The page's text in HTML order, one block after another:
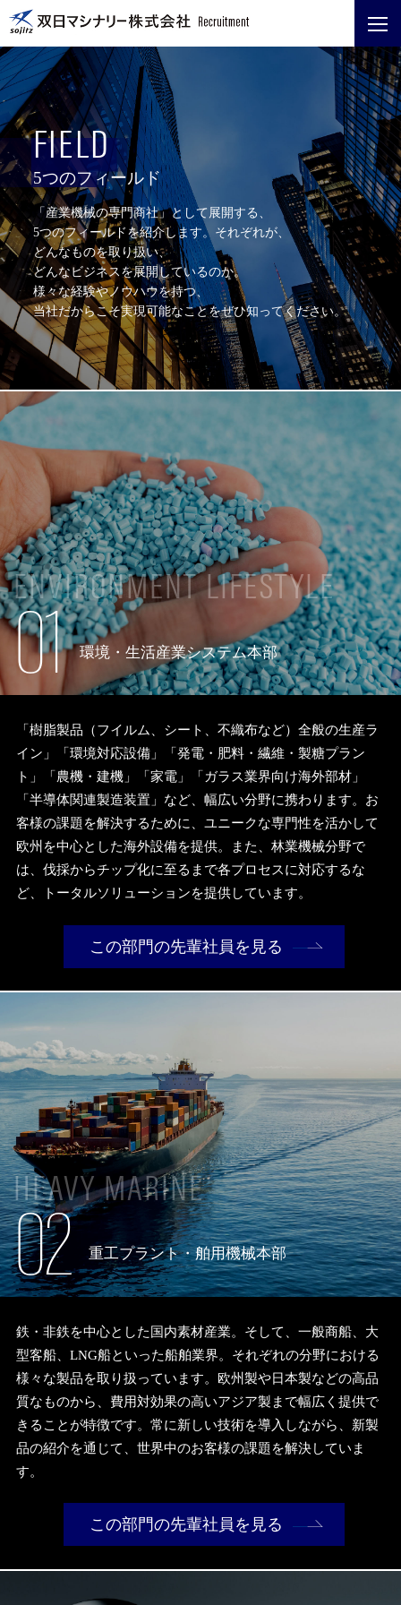
FIELD
5つのフィールド
「産業機械の専門商社」として展開する、
5つのフィールドを紹介します。それぞれが、
どんなものを取り扱い、
どんなビジネスを展開しているのか。
様々な経験やノウハウを持つ、
当社だからこそ実現可能なことをぜひ知ってください。
ENVIRONMENT LIFESTYLE
01 環境・生活産業システム本部
「樹脂製品（フイルム、シート、不織布など）全般の生産ラ
イン」「環境対応設備」「発電・肥料・繊維・製糖プラン
ト」「農機・建機」「家電」「ガラス業界向け海外部材」
「半導体関連製造装置」など、幅広い分野に携わります。お
客様の課題を解決するために、ユニークな専門性を活かして
欧州を中心とした海外設備を提供。また、林業機械分野で
は、伐採からチップ化に至るまで各プロセスに対応するな
ど、トータルソリューションを提供しています。
この部門の先輩社員を見る
HEAVY MARINE
02 重工プラント・舶用機械本部
鉄・非鉄を中心とした国内素材産業。そして、一般商船、大
型客船、LNG船といった船舶業界。それぞれの分野における
様々な製品を取り扱っています。欧州製や日本製などの高品
質なものから、費用対効果の高いアジア製まで幅広く提供で
きることが特徴です。常に新しい技術を導入しながら、新製
品の紹介を通じて、世界中のお客様の課題を解決していま
す。
この部門の先輩社員を見る